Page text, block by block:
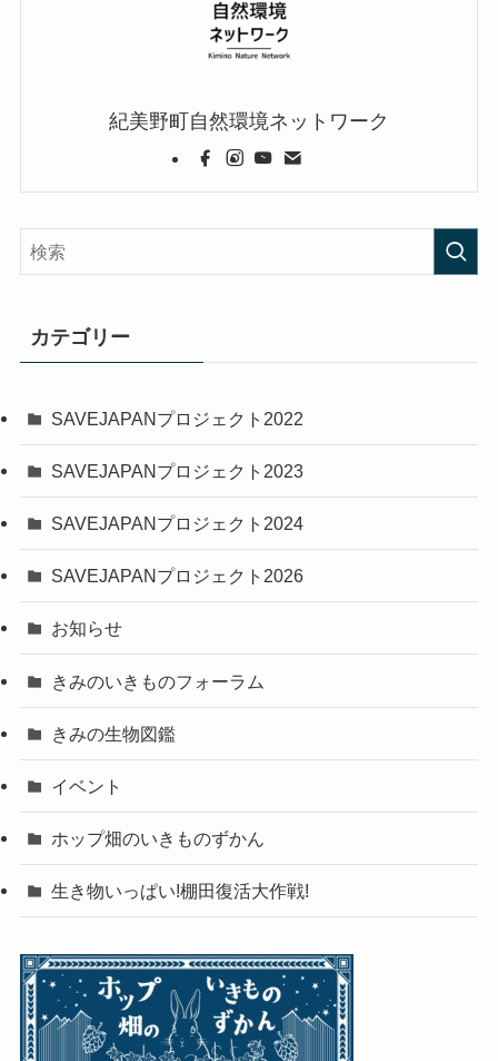
紀美野町自然環境ネットワーク
カテゴリー
SAVEJAPANプロジェクト2022
SAVEJAPANプロジェクト2023
SAVEJAPANプロジェクト2024
SAVEJAPANプロジェクト2026
お知らせ
きみのいきものフォーラム
きみの生物図鑑
イベント
ホップ畑のいきものずかん
生き物いっぱい!棚田復活大作戦!